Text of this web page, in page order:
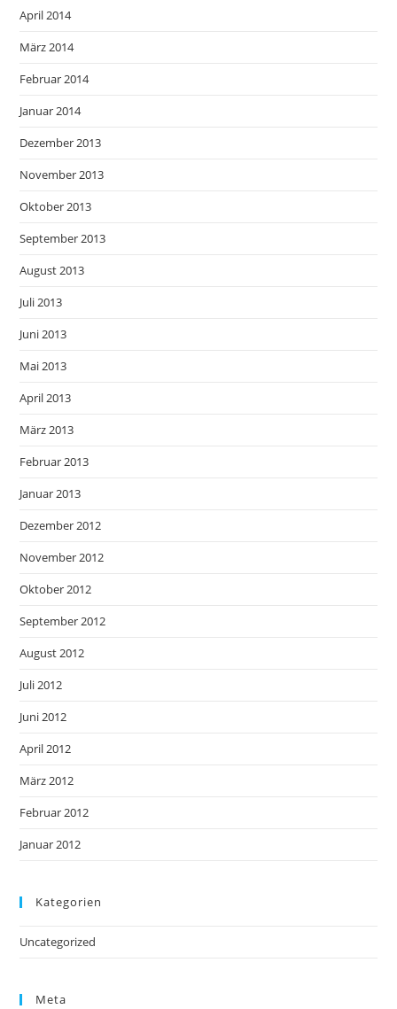
April 2014
März 2014
Februar 2014
Januar 2014
Dezember 2013
November 2013
Oktober 2013
September 2013
August 2013
Juli 2013
Juni 2013
Mai 2013
April 2013
März 2013
Februar 2013
Januar 2013
Dezember 2012
November 2012
Oktober 2012
September 2012
August 2012
Juli 2012
Juni 2012
April 2012
März 2012
Februar 2012
Januar 2012
Kategorien
Uncategorized
Meta